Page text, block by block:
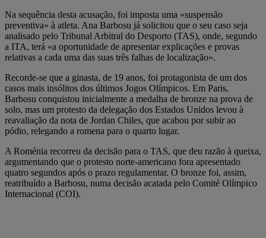
Na sequência desta acusação, foi imposta uma «suspensão
preventiva» à atleta. Ana Barbosu já solicitou que o seu caso seja
analisado pelo Tribunal Arbitral do Desporto (TAS), onde, segundo
a ITA, terá «a oportunidade de apresentar explicações e provas
relativas a cada uma das suas três falhas de localização».
Recorde-se que a ginasta, de 19 anos, foi protagonista de um dos
casos mais insólitos dos últimos Jogos Olímpicos. Em Paris,
Barbosu conquistou inicialmente a medalha de bronze na prova de
solo, mas um protesto da delegação dos Estados Unidos levou à
reavaliação da nota de Jordan Chiles, que acabou por subir ao
pódio, relegando a romena para o quarto lugar.
A Roménia recorreu da decisão para o TAS, que deu razão à queixa,
argumentando que o protesto norte-americano fora apresentado
quatro segundos após o prazo regulamentar. O bronze foi, assim,
reatribuído a Barbosu, numa decisão acatada pelo Comité Olímpico
Internacional (COI).